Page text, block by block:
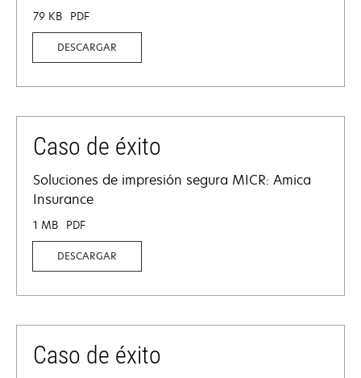
79 KB PDF
DESCARGAR
Caso de éxito
Soluciones de impresión segura MICR: Amica
Insurance
1 MB PDF
DESCARGAR
Caso de éxito